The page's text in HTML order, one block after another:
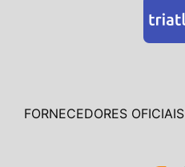
FORNECEDORES OFICIAIS